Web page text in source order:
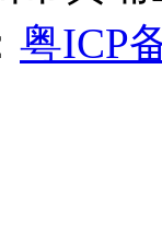
粤ICP